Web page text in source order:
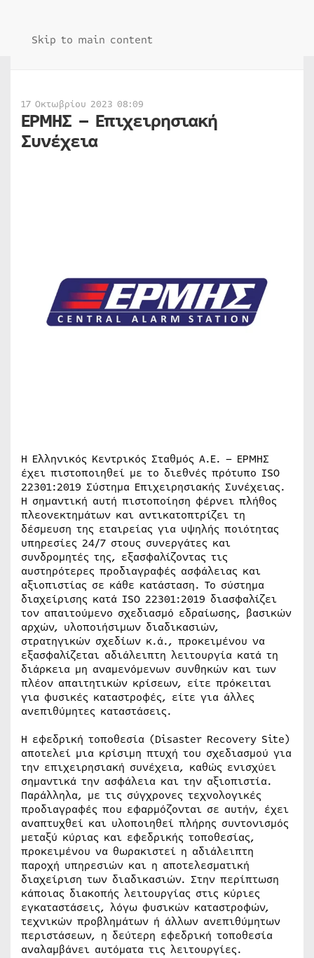
Skip to main content
17 Οκτωβρίου 2023 08:09
ΕΡΜΗΣ – Επιχειρησιακή
Συνέχεια
Η Ελληνικός Κεντρικός Σταθμός Α.Ε. – ΕΡΜΗΣ
έχει πιστοποιηθεί με το διεθνές πρότυπο ISO
22301:2019 Σύστημα Επιχειρησιακής Συνέχειας.
Η σημαντική αυτή πιστοποίηση φέρνει πλήθος
πλεονεκτημάτων και αντικατοπτρίζει τη
δέσμευση της εταιρείας για υψηλής ποιότητας
υπηρεσίες 24/7 στους συνεργάτες και
συνδρομητές της, εξασφαλίζοντας τις
αυστηρότερες προδιαγραφές ασφάλειας και
αξιοπιστίας σε κάθε κατάσταση. Το σύστημα
διαχείρισης κατά ISO 22301:2019 διασφαλίζει
τον απαιτούμενο σχεδιασμό εδραίωσης, βασικών
αρχών, υλοποιήσιμων διαδικασιών,
στρατηγικών σχεδίων κ.ά., προκειμένου να
εξασφαλίζεται αδιάλειπτη λειτουργία κατά τη
διάρκεια μη αναμενόμενων συνθηκών και των
πλέον απαιτητικών κρίσεων, είτε πρόκειται
για φυσικές καταστροφές, είτε για άλλες
ανεπιθύμητες καταστάσεις.
Η εφεδρική τοποθεσία (Disaster Recovery Site)
αποτελεί μια κρίσιμη πτυχή του σχεδιασμού για
την επιχειρησιακή συνέχεια, καθώς ενισχύει
σημαντικά την ασφάλεια και την αξιοπιστία.
Παράλληλα, με τις σύγχρονες τεχνολογικές
προδιαγραφές που εφαρμόζονται σε αυτήν, έχει
αναπτυχθεί και υλοποιηθεί πλήρης συντονισμός
μεταξύ κύριας και εφεδρικής τοποθεσίας,
προκειμένου να θωρακιστεί η αδιάλειπτη
παροχή υπηρεσιών και η αποτελεσματική
διαχείριση των διαδικασιών. Στην περίπτωση
κάποιας διακοπής λειτουργίας στις κύριες
εγκαταστάσεις, λόγω φυσικών καταστροφών,
τεχνικών προβλημάτων ή άλλων ανεπιθύμητων
περιστάσεων, η δεύτερη εφεδρική τοποθεσία
αναλαμβάνει αυτόματα τις λειτουργίες.